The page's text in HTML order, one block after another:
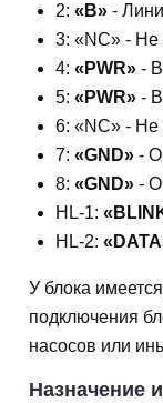
2: «B» -
3: «NC» - Не
4: «PWR» -
5: «PWR» -
6: «NC» - Не
7: «GND» -
8: «GND» -
HL-1:
HL-2:
У блока
подключения
насосов или
Назначение